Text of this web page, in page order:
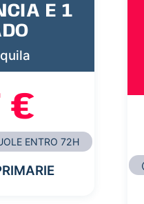
E 1
€
ENTRO 72H